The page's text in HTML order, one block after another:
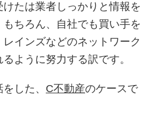
たは業者しっかりと情報を
ちろん、自社でも買い手を
インズなどのネットワーク
ように努力する訳です。
した、 C不動産のケースで